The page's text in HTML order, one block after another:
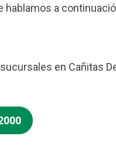
hablamos a
en Cañitas